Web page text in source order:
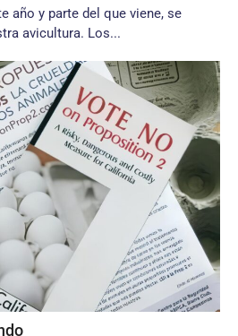
año y parte del que viene, se
avicultura. Los...